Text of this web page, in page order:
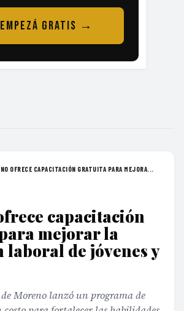
EMPEZÁ GRATIS →
OFRECE CAPACITACIÓN GRATUITA PARA MEJORA...
capacitación
mejorar la
de jóvenes y
Moreno lanzó un programa de